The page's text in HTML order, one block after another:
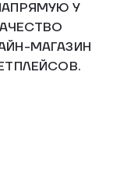
У
МАГАЗИН